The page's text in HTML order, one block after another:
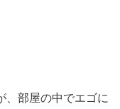
、部屋の中でエゴに